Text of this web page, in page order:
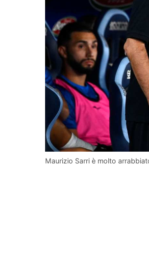
Maurizio Sarri è molto